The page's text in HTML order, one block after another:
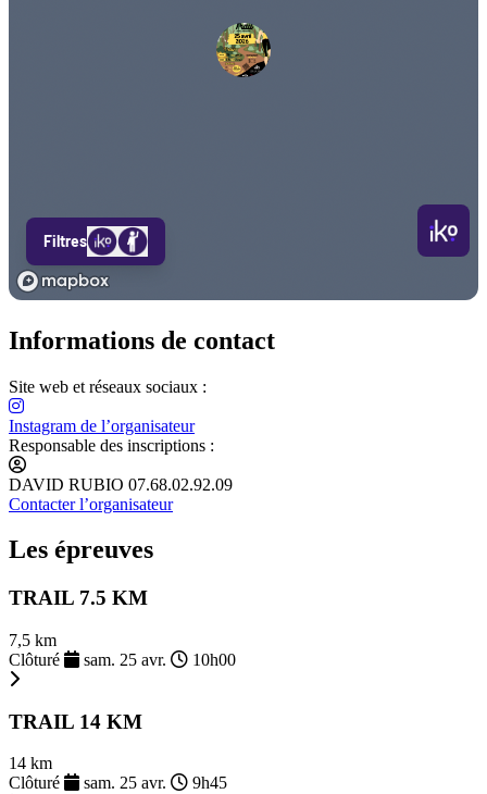
Informations de contact
Site web et réseaux sociaux :
Instagram de l’organisateur
Responsable des inscriptions :
DAVID RUBIO 07.68.02.92.09
Contacter l’organisateur
Les épreuves
TRAIL 7.5 KM
7,5 km
Clôturé
sam. 25 avr. 10h00
TRAIL 14 KM
14 km
Clôturé
sam. 25 avr. 9h45